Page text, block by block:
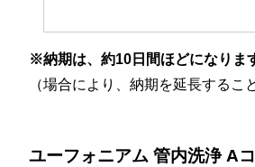
※納期は、約10日間ほどになりま
（場合により、納期を延長するこ
ユーフォニアム 管内洗浄 A